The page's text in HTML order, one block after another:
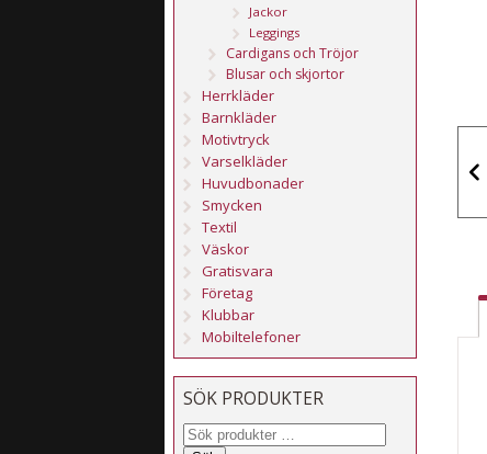
Jackor
Leggings
Cardigans och Tröjor
Blusar och skjortor
Herrkläder
Barnkläder
Motivtryck
Varselkläder
Huvudbonader
Smycken
Textil
Väskor
Gratisvara
Företag
Klubbar
Mobiltelefoner
SÖK PRODUKTER